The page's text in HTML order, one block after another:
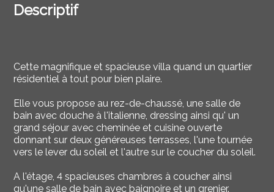
Descriptif
Cette magnifique et spacieuse villa quand un quartier
résidentiel à tout pour bien plaire.
Elle vous propose au rez-de-chaussé, une salle de
bain avec douche à l'italienne, dressing ainsi qu' un
grand séjour avec cheminée et cuisine ouverte
donnant sur deux généreuses terrasses, l'une tournée
vers le lever du soleil et l'autre sur le coucher du soleil.
A l'étage, 4 spacieuses chambres à coucher ainsi
qu'une salle de bain avec baignoire et un grenier.